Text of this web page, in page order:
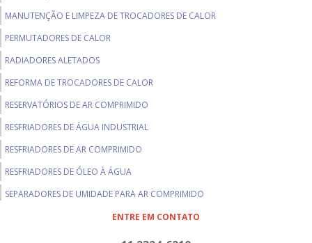
MANUTENÇÃO E LIMPEZA DE TROCADORES DE CALOR
PERMUTADORES DE CALOR
RADIADORES ALETADOS
REFORMA DE TROCADORES DE CALOR
RESERVATÓRIOS DE AR COMPRIMIDO
RESFRIADORES DE ÁGUA INDUSTRIAL
RESFRIADORES DE AR COMPRIMIDO
RESFRIADORES DE ÓLEO À ÁGUA
SEPARADORES DE UMIDADE PARA AR COMPRIMIDO
TROCADORES DE CALOR TIPO CASCO E TUBOS
ENTRE EM CONTATO